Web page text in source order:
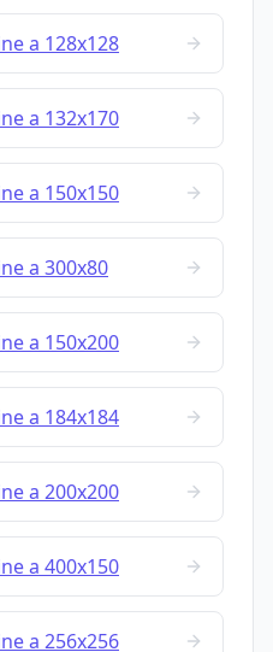
a 128x128
a 132x170
a 150x150
a 300x80
a 150x200
a 184x184
a 200x200
a 400x150
a 256x256